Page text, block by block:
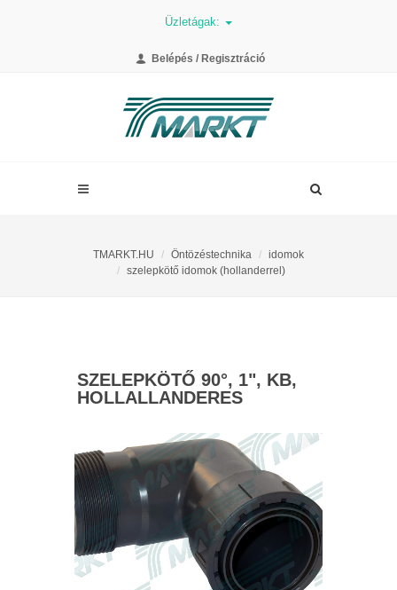
Üzletágak:
Belépés / Regisztráció
TMARKT.HU Öntözéstechnika
idomok
szelepkötő idomok (hollanderrel)
SZELEPKÖTŐ 90°, 1", KB,
HOLLALLANDERES